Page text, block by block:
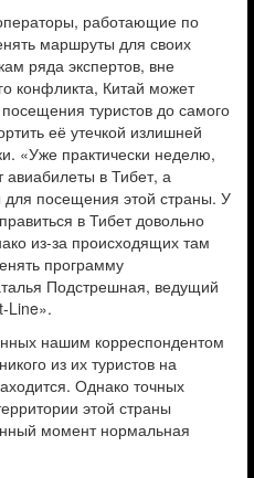
работающие по
маршруты для своих
ряда экспертов, вне
конфликта, Китай может
туристов до самого
её утечкой излишней
«Уже практически неделю,
авиабилеты в Тибет, а
посещения этой страны. У
в Тибет довольно
из-за происходящих там
программу
Подстрешная, ведущий
Line».
нашим корреспондентом
из их туристов на
Однако точных
этой страны
момент нормальная